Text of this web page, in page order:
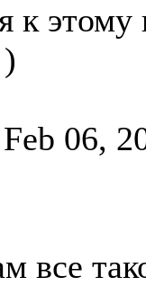
к этому
06,
все